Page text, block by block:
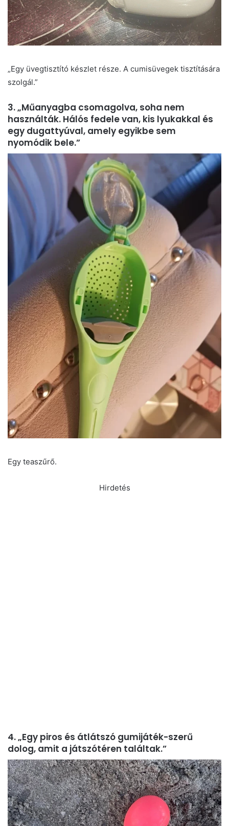
„Egy üvegtisztító készlet része. A cumisüvegek tisztítására
szolgál.”
3. „Műanyagba csomagolva, soha nem
használták. Hálós fedele van, kis lyukakkal és
egy dugattyúval, amely egyikbe sem
nyomódik bele.”
Egy teaszűrő.
Hirdetés
4. „Egy piros és átlátszó gumijáték-szerű
dolog, amit a játszótéren találtak.”